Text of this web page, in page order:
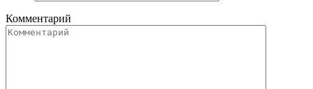
Комментарий